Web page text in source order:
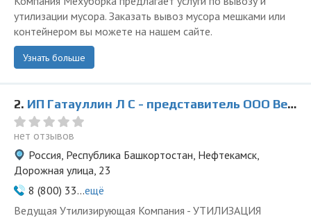
утилизации мусора. Заказать вывоз мусора мешками или
контейнером вы можете на нашем сайте.
Узнать больше
2. ИП Гатауллин Л С - представитель ООО Ведущая Утилизирующая Компания
нет отзывов
Россия, Республика Башкортостан, Нефтекамск,
Дорожная улица, 23
8 (800) 33...ещё
Ведущая Утилизирующая Компания - УТИЛИЗАЦИЯ